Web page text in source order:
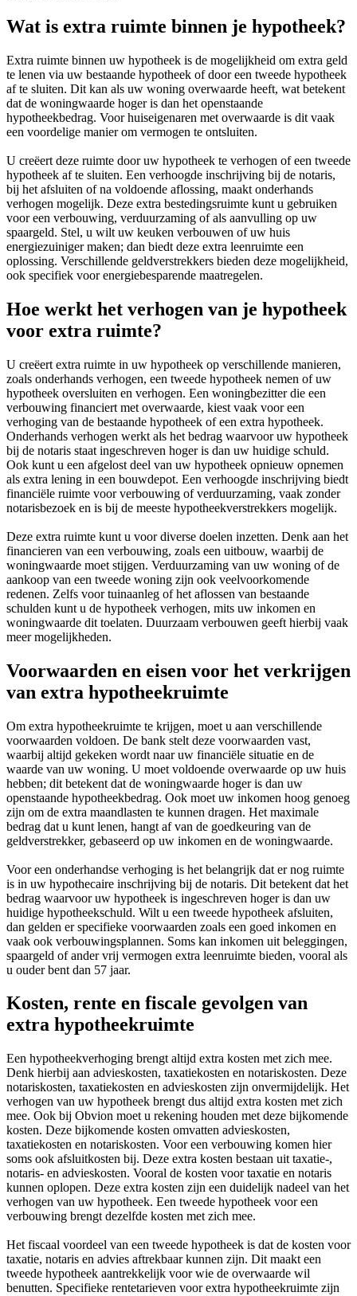
Wat is extra ruimte binnen je hypotheek?
Extra ruimte binnen uw hypotheek is de mogelijkheid om extra geld
te lenen via uw bestaande hypotheek of door een tweede hypotheek
af te sluiten. Dit kan als uw woning overwaarde heeft, wat betekent
dat de woningwaarde hoger is dan het openstaande
hypotheekbedrag. Voor huiseigenaren met overwaarde is dit vaak
een voordelige manier om vermogen te ontsluiten.
U creëert deze ruimte door uw hypotheek te verhogen of een tweede
hypotheek af te sluiten. Een verhoogde inschrijving bij de notaris,
bij het afsluiten of na voldoende aflossing, maakt onderhands
verhogen mogelijk. Deze extra bestedingsruimte kunt u gebruiken
voor een verbouwing, verduurzaming of als aanvulling op uw
spaargeld. Stel, u wilt uw keuken verbouwen of uw huis
energiezuiniger maken; dan biedt deze extra leenruimte een
oplossing. Verschillende geldverstrekkers bieden deze mogelijkheid,
ook specifiek voor energiebesparende maatregelen.
Hoe werkt het verhogen van je hypotheek
voor extra ruimte?
U creëert extra ruimte in uw hypotheek op verschillende manieren,
zoals onderhands verhogen, een tweede hypotheek nemen of uw
hypotheek oversluiten en verhogen. Een woningbezitter die een
verbouwing financiert met overwaarde, kiest vaak voor een
verhoging van de bestaande hypotheek of een extra hypotheek.
Onderhands verhogen werkt als het bedrag waarvoor uw hypotheek
bij de notaris staat ingeschreven hoger is dan uw huidige schuld.
Ook kunt u een afgelost deel van uw hypotheek opnieuw opnemen
als extra lening in een bouwdepot. Een verhoogde inschrijving biedt
financiële ruimte voor verbouwing of verduurzaming, vaak zonder
notarisbezoek en is bij de meeste hypotheekverstrekkers mogelijk.
Deze extra ruimte kunt u voor diverse doelen inzetten. Denk aan het
financieren van een verbouwing, zoals een uitbouw, waarbij de
woningwaarde moet stijgen. Verduurzaming van uw woning of de
aankoop van een tweede woning zijn ook veelvoorkomende
redenen. Zelfs voor tuinaanleg of het aflossen van bestaande
schulden kunt u de hypotheek verhogen, mits uw inkomen en
woningwaarde dit toelaten. Duurzaam verbouwen geeft hierbij vaak
meer mogelijkheden.
Voorwaarden en eisen voor het verkrijgen
van extra hypotheekruimte
Om extra hypotheekruimte te krijgen, moet u aan verschillende
voorwaarden voldoen. De bank stelt deze voorwaarden vast,
waarbij altijd gekeken wordt naar uw financiële situatie en de
waarde van uw woning. U moet voldoende overwaarde op uw huis
hebben; dit betekent dat de woningwaarde hoger is dan uw
openstaande hypotheekbedrag. Ook moet uw inkomen hoog genoeg
zijn om de extra maandlasten te kunnen dragen. Het maximale
bedrag dat u kunt lenen, hangt af van de goedkeuring van de
geldverstrekker, gebaseerd op uw inkomen en de woningwaarde.
Voor een onderhandse verhoging is het belangrijk dat er nog ruimte
is in uw hypothecaire inschrijving bij de notaris. Dit betekent dat het
bedrag waarvoor uw hypotheek is ingeschreven hoger is dan uw
huidige hypotheekschuld. Wilt u een tweede hypotheek afsluiten,
dan gelden er specifieke voorwaarden zoals een goed inkomen en
vaak ook verbouwingsplannen. Soms kan inkomen uit beleggingen,
spaargeld of ander vrij vermogen extra leenruimte bieden, vooral als
u ouder bent dan 57 jaar.
Kosten, rente en fiscale gevolgen van
extra hypotheekruimte
Een hypotheekverhoging brengt altijd extra kosten met zich mee.
Denk hierbij aan advieskosten, taxatiekosten en notariskosten. Deze
notariskosten, taxatiekosten en advieskosten zijn onvermijdelijk. Het
verhogen van uw hypotheek brengt dus altijd extra kosten met zich
mee. Ook bij Obvion moet u rekening houden met deze bijkomende
kosten. Deze bijkomende kosten omvatten advieskosten,
taxatiekosten en notariskosten. Voor een verbouwing komen hier
soms ook afsluitkosten bij. Deze extra kosten bestaan uit taxatie-,
notaris- en advieskosten. Vooral de kosten voor taxatie en notaris
kunnen oplopen. Deze extra kosten zijn een duidelijk nadeel van het
verhogen van uw hypotheek. Een tweede hypotheek voor een
verbouwing brengt dezelfde kosten met zich mee.
Het fiscaal voordeel van een tweede hypotheek is dat de kosten voor
taxatie, notaris en advies aftrekbaar kunnen zijn. Dit maakt een
tweede hypotheek aantrekkelijk voor wie de overwaarde wil
benutten. Specifieke rentetarieven voor extra hypotheekruimte zijn